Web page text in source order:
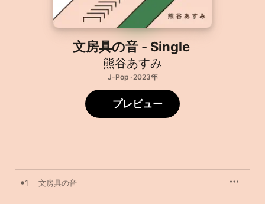
文房具の音 - Single
熊谷あすみ
J-Pop · 2023年
プレビュー
1 文房具の音